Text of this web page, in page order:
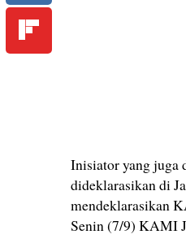
Inisiator yang juga
dideklarasikan di
mendeklarasikan
Senin (7/9) KAMI